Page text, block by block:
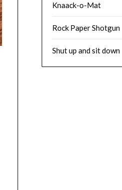
Knaack-o-Mat
Rock Paper Shotgun
Shut up and sit down